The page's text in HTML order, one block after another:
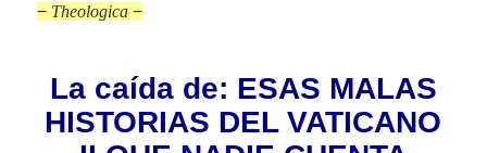
− Theologica−
La caída de: ESAS MALAS
HISTORIAS DEL VATICANO